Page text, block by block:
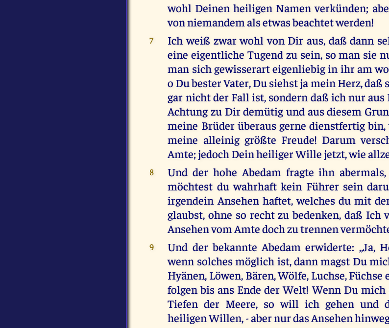
wohl Deinen heiligen Namen verkünden;
von niemandem als etwas beachtet werden!
7
Ich weiß zwar wohl von Dir aus, daß dann
eine eigentliche Tugend zu sein, so man sie
man sich gewisserart eigenliebig in ihr am
o Du bester Vater, Du siehst ja mein Herz, daß
gar nicht der Fall ist, sondern daß ich nur
Achtung zu Dir demütig und aus diesem
meine Brüder überaus gerne dienstfertig
meine alleinig größte Freude! Darum
Amte; jedoch Dein heiliger Wille jetzt, wie
8
Und der hohe Abedam fragte ihn
möchtest du wahrhaft kein Führer sein
irgendein Ansehen haftet, welches du mit
glaubst, ohne so recht zu bedenken, daß
Ansehen vom Amte doch zu trennen
9
Und der bekannte Abedam erwiderte: ,,Ja,
wenn solches möglich ist, dann magst Du
Hyänen, Löwen, Bären, Wölfe, Luchse,
folgen bis ans Ende der Welt! Wenn Du
Tiefen der Meere, so will ich gehen und
heiligen Willen, - aber nur das Ansehen